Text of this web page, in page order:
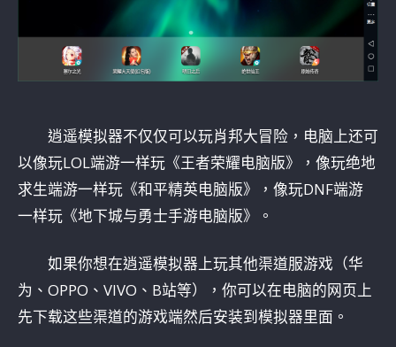
逍遥模拟器不仅仅可以玩肖邦大冒险，电脑上还可
以像玩LOL端游一样玩《王者荣耀电脑版》，像玩绝地
求生端游一样玩《和平精英电脑版》，像玩DNF端游
一样玩《地下城与勇士手游电脑版》。
如果你想在逍遥模拟器上玩其他渠道服游戏（华
为、OPPO、VIVO、B站等），你可以在电脑的网页上
先下载这些渠道的游戏端然后安装到模拟器里面。